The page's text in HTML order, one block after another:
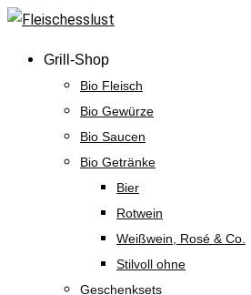
Skip
content
Grill-Shop
Bio Fleisch
Bio Gewürze
Bio Saucen
Bio Getränke
Bier
Rotwein
Weißwein, Rosé & Co.
Stilvoll ohne
Geschenksets